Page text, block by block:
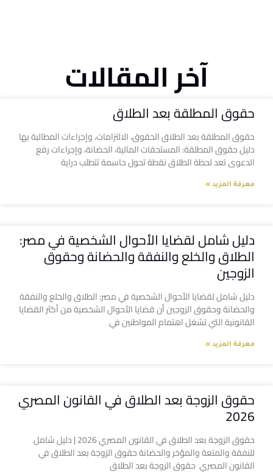
آخر المقالات
حقوق المطلقة بعد الطلاق
حقوق المطلقة بعد الطلاق الحقوق، الالتزامات، وإجراءات المطالبة بها
دليل حقوق المطلقة: المستحقات المالية، الحضانة، وإجراءات رفع
الدعوى تعد لحظة الطلاق نقطة تحول حاسمة تتطلب دراية
معرفة المزيد »
دليل شامل لقضايا الأحوال الشخصية في مصر:
الطلاق والخلع والنفقة والحضانة وحقوق
الزوجين
دليل شامل لقضايا الأحوال الشخصية في مصر: الطلاق والخلع والنفقة
والحضانة وحقوق الزوجين أن قضايا الأحوال الشخصية من أكثر القضايا
القانونية التي تشغل اهتمام المواطنين في
معرفة المزيد »
حقوق الزوجة بعد الطلاق في القانون المصري
2026
حقوق الزوجة بعد الطلاق في القانون المصري 2026 | دليل شامل
للنفقة والمتعة والمؤخر والحضانة حقوق الزوجة بعد الطلاق في
القانون المصري حقوق الزوجة بعد الطلاق